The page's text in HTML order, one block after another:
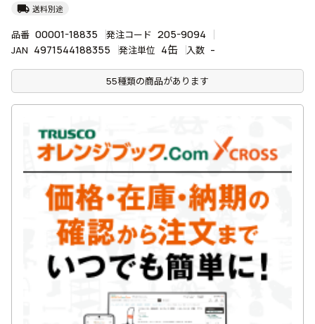
local_shipping 送料別途
品番 00001-18835 発注コード 205-9094
JAN 4971544188355 発注単位 4缶 入数 -
55種類の商品があります